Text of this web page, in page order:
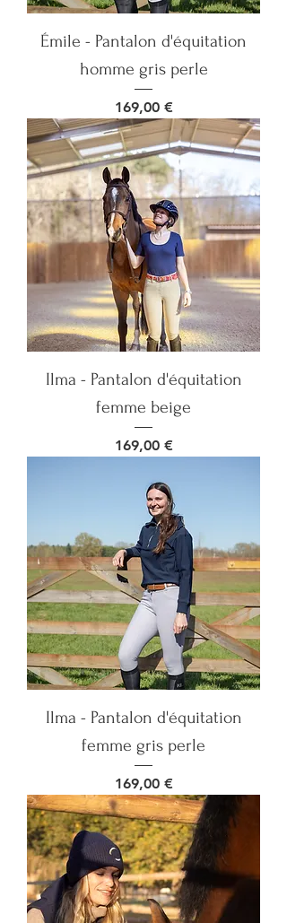
Émile - Pantalon d'équitation
homme gris perle
Prix
169,00 €
Ilma - Pantalon d'équitation
femme beige
Prix
169,00 €
Ilma - Pantalon d'équitation
femme gris perle
Prix
169,00 €